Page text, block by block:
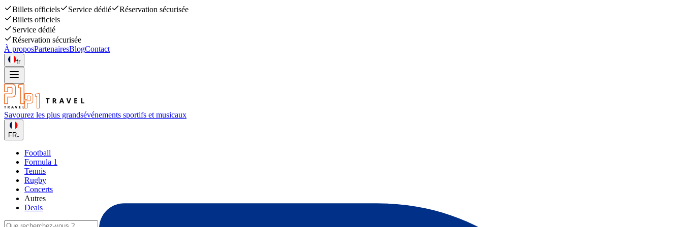
Billets officiels Service dédié
Réservation sécurisée
Billets officiels
Service dédié
Réservation sécurisée
À proposPartenairesBlogContact
fr
Savourez les plus grandsévénements sportifs et musicaux
FR
Football
Formula 1
Tennis
Rugby
Concerts
Autres
Deals